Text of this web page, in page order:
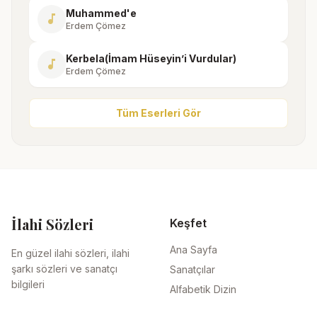
music_note Muhammed'e
Erdem Çömez
music_note Kerbela(İmam Hüseyin’i Vurdular)
Erdem Çömez
Tüm Eserleri Gör
İlahi Sözleri
En güzel ilahi sözleri, ilahi
şarkı sözleri ve sanatçı
bilgileri
Keşfet
Ana Sayfa
Sanatçılar
Alfabetik Dizin